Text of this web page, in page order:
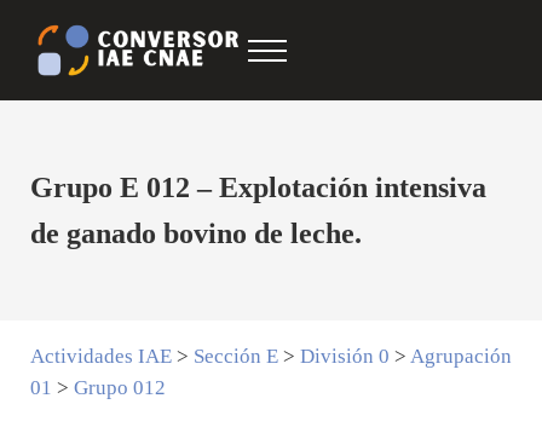
Conversor IAE CNAE
Menu
Grupo E 012 – Explotación intensiva
de ganado bovino de leche.
Actividades IAE> Sección E> División 0 > Agrupación
01 > Grupo 012